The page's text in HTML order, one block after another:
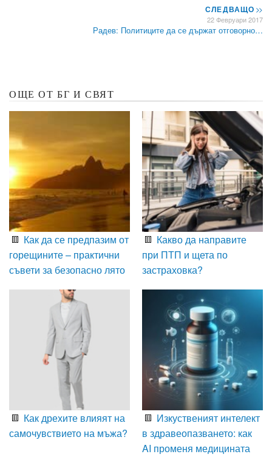
СЛЕДВАЩО>>
22 Февруари 2017
Радев: Политиците да се държат отговорно…
ОЩЕ ОТ БГ И СВЯТ
Как да се предпазим от
горещините – практични
съвети за безопасно лято
Какво да направите
при ПТП и щета по
застраховка?
Как дрехите влияят на
самочувствието на мъжа?
Изкуственият интелект
в здравеопазването: как
AI променя медицината